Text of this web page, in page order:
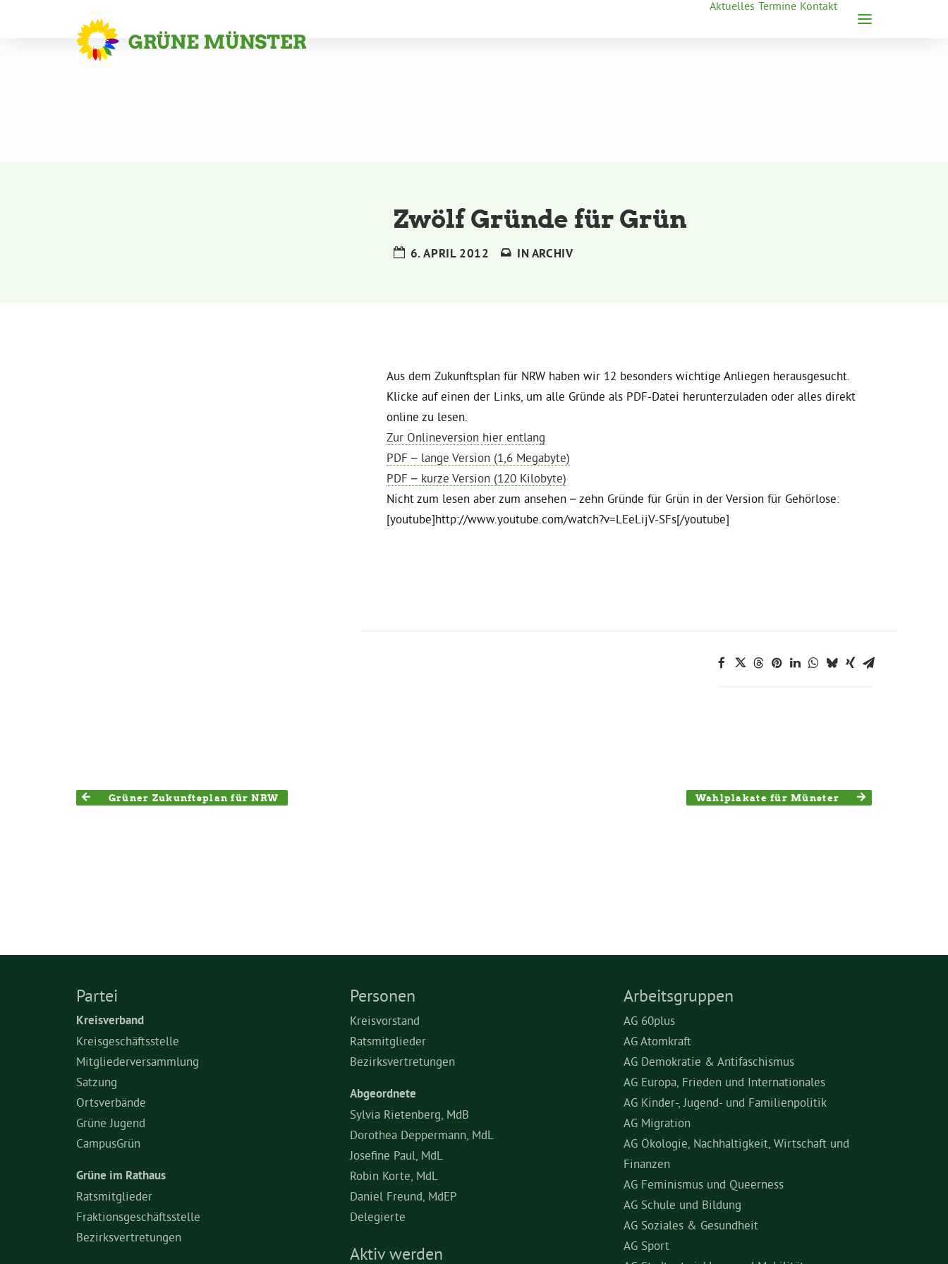
Aktuelles Termine Kontakt
Zwölf Gründe für Grün
6. APRIL 2012 INARCHIV
Aus dem Zukunftsplan für NRW haben wir 12 besonders wichtige Anliegen herausgesucht.
Klicke auf einen der Links, um alle Gründe als PDF-Datei herunterzuladen oder alles direkt
online zu lesen.
Zur Onlineversion hier entlang
PDF – lange Version (1,6 Megabyte)
PDF – kurze Version (120 Kilobyte)
Nicht zum lesen aber zum ansehen – zehn Gründe für Grün in der Version für Gehörlose:
[youtube]http://www.youtube.com/watch?v=LEeLijV-SFs[/youtube]
Grüner Zukunftsplan für NRW Wahlplakate für Münster
Partei
Kreisverband
Kreisgeschäftsstelle
Mitgliederversammlung
Satzung
Ortsverbände
Grüne Jugend
CampusGrün
Grüne im Rathaus
Ratsmitglieder
Fraktionsgeschäftsstelle
Bezirksvertretungen
Personen
Kreisvorstand
Ratsmitglieder
Bezirksvertretungen
Abgeordnete
Sylvia Rietenberg, MdB
Dorothea Deppermann, MdL
Josefine Paul, MdL
Robin Korte, MdL
Daniel Freund, MdEP
Delegierte
Aktiv werden
Arbeitsgruppen
AG 60plus
AG Atomkraft
AG Demokratie & Antifaschismus
AG Europa, Frieden und Internationales
AG Kinder-, Jugend- und Familienpolitik
AG Migration
AG Ökologie, Nachhaltigkeit, Wirtschaft und
Finanzen
AG Feminismus und Queerness
AG Schule und Bildung
AG Soziales & Gesundheit
AG Sport